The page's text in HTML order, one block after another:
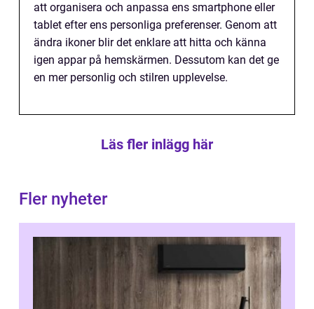
att organisera och anpassa ens smartphone eller
tablet efter ens personliga preferenser. Genom att
ändra ikoner blir det enklare att hitta och känna
igen appar på hemskärmen. Dessutom kan det ge
en mer personlig och stilren upplevelse.
Läs fler inlägg här
Fler nyheter